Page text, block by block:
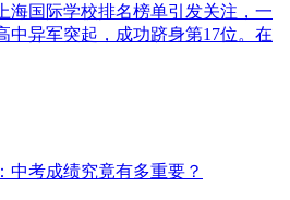
海国际学校排名榜单引发关注，一
中异军突起，成功跻身第17位。在
中考成绩究竟有多重要？